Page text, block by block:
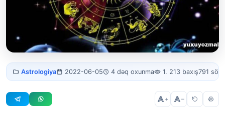
5 ən şanslı və ya uğurlu
bürc!
Astrologiya 2022-06-05 4 dəq oxunma 1. 213 baxış791 söz
+ –